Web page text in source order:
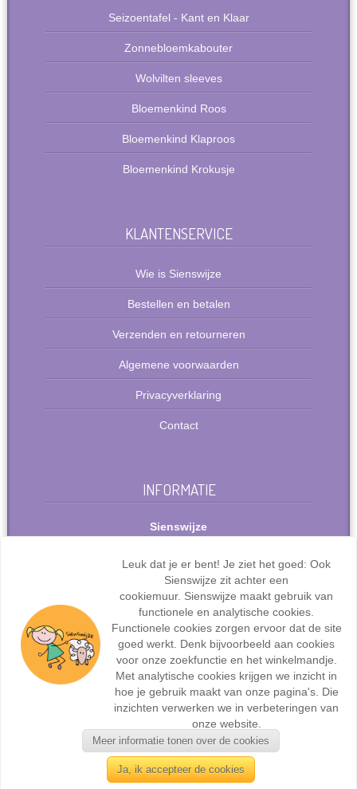
Seizoentafel - Kant en Klaar
Zonnebloemkabouter
Wolvilten sleeves
Bloemenkind Roos
Bloemenkind Klaproos
Bloemenkind Krokusje
KLANTENSERVICE
Wie is Sienswijze
Bestellen en betalen
Verzenden en retourneren
Algemene voorwaarden
Privacyverklaring
Contact
INFORMATIE
Sienswijze
2711 PP Zoetermeer
Nederland
Tel: +31(0)627072095
info@sienswijze.nl
KvK-nr.: 67667317
Webdesign en ontwikkeling doorSienswijze ICT
Sienswijze | Alle rechten voorbehouden.
Leuk dat je er bent! Je ziet het goed: Ook
Sienswijze zit achter een
cookiemuur. Sienswijze maakt gebruik van
functionele en analytische cookies.
Functionele cookies zorgen ervoor dat de site
goed werkt. Denk bijvoorbeeld aan cookies
voor onze zoekfunctie en het winkelmandje.
Met analytische cookies krijgen we inzicht in
hoe je gebruik maakt van onze pagina's. Die
inzichten verwerken we in verbeteringen van
onze website.
Meer informatie tonen over de cookies
Ja, ik accepteer de cookies